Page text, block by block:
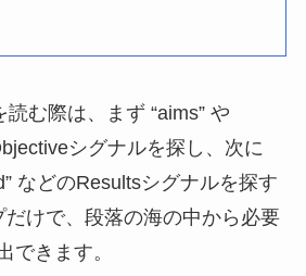
む際は、まず “aims” や
シグナルを探し、次に
などのResultsシグナルを探す
けで、段落の海の中から必要
できます。